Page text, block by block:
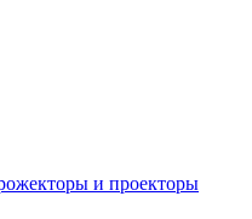
и проекторы